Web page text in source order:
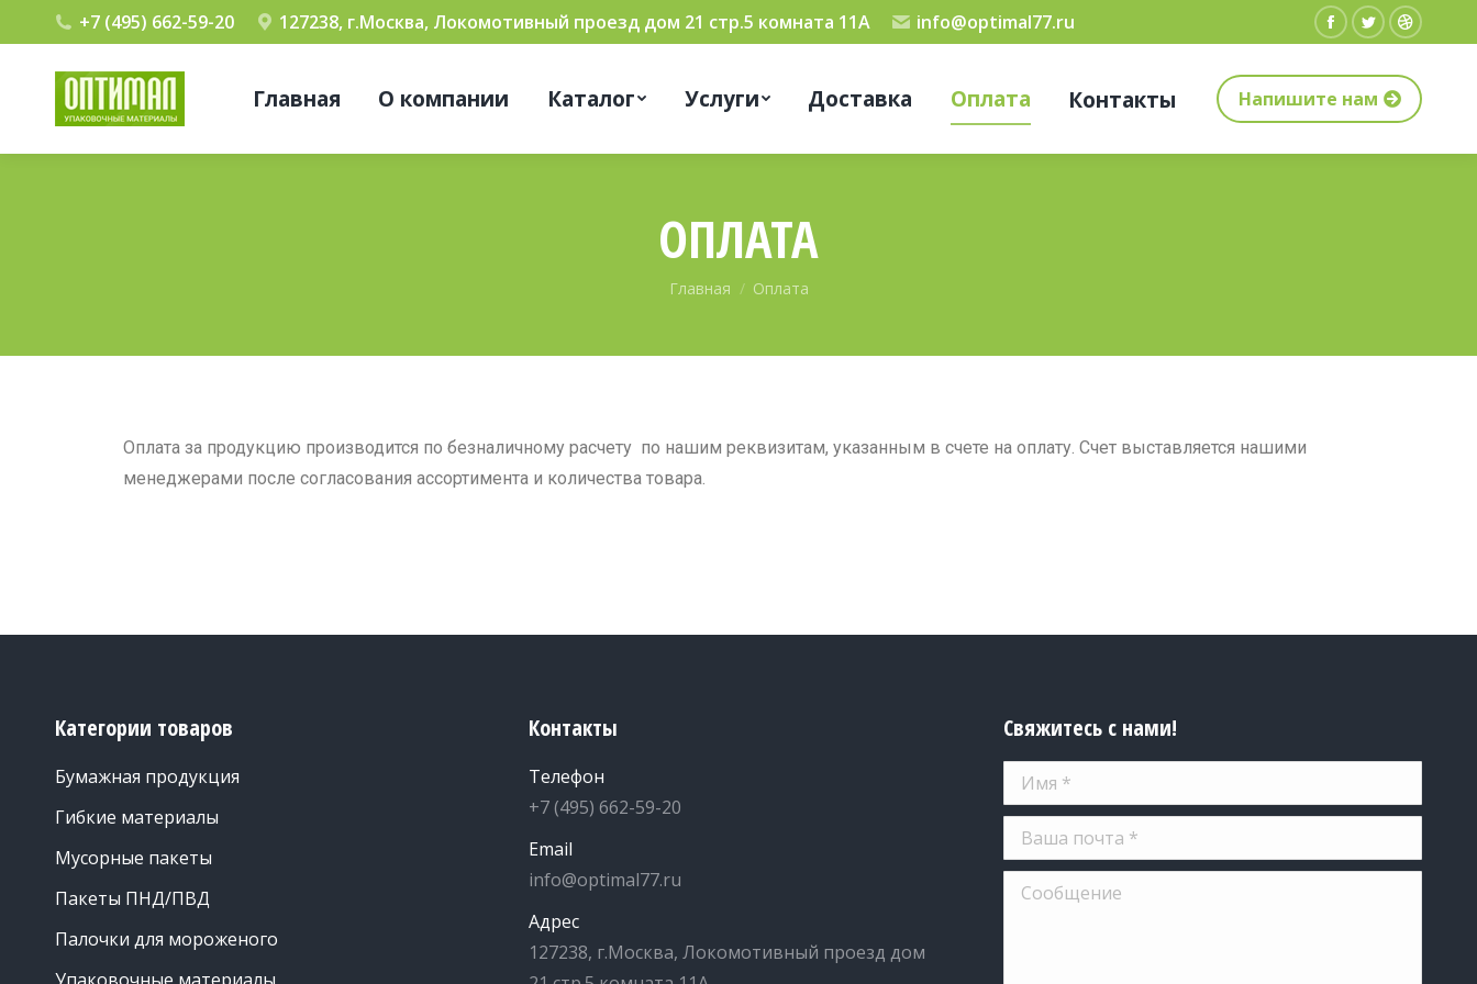
+7 (495) 662-59-20 127238, г.Москва, Локомотивный проезд дом 21 стр.5 комната 11А info@optimal77.ru
Главная О компании Каталог Услуги Доставка Оплата Контакты Напишите нам
ОПЛАТА
Вы здесь:
Главная Оплата
Оплата за продукцию производится по безналичному расчету по нашим реквизитам, указанным в счете на оплату. Счет выставляется нашими
менеджерами после согласования ассортимента и количества товара.
Категории товаров
Бумажная продукция
Гибкие материалы
Мусорные пакеты
Пакеты ПНД/ПВД
Палочки для мороженого
Контакты
Телефон
+7 (495) 662-59-20
Email
info@optimal77.ru
Адрес
127238, г.Москва, Локомотивный проезд дом
Свяжитесь с нами!
Имя *
Ваша почта *
Сообщение